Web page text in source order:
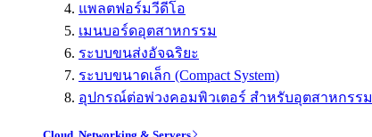
แพลตฟอร์มวีดีโอ
เมนบอร์ดอุตสาหกรรม
ระบบขนส่งอัจฉริยะ
ระบบขนาดเล็ก (Compact System)
อุปกรณ์ต่อพ่วงคอมพิวเตอร์ สำหรับอุตสาหกรรม